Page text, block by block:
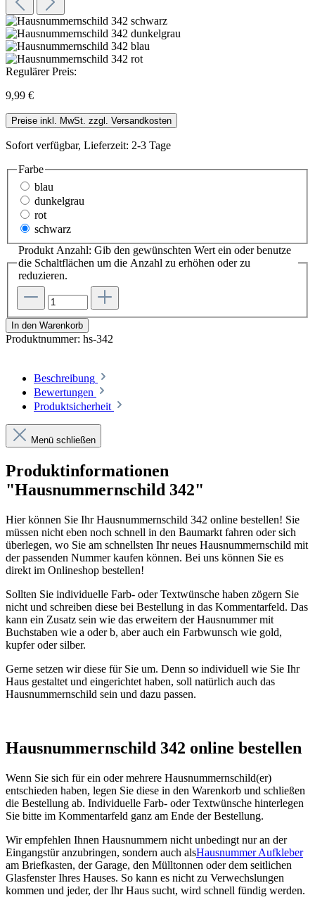
Regulärer Preis:
9,99 €
Preise inkl. MwSt. zzgl. Versandkosten
Sofort verfügbar, Lieferzeit: 2-3 Tage
Farbe
blau
dunkelgrau
rot
schwarz
Produkt Anzahl: Gib den gewünschten Wert ein oder benutze
die Schaltflächen um die Anzahl zu erhöhen oder zu
reduzieren.
In den Warenkorb
Produktnummer: hs-342
Beschreibung
Bewertungen
Produktsicherheit
Menü schließen
Produktinformationen
"Hausnummernschild 342"
Hier können Sie Ihr Hausnummernschild 342 online bestellen! Sie
müssen nicht eben noch schnell in den Baumarkt fahren oder sich
überlegen, wo Sie am schnellsten Ihr neues Hausnummernschild mit
der passenden Nummer kaufen können. Bei uns können Sie es
direkt im Onlineshop bestellen!
Sollten Sie individuelle Farb- oder Textwünsche haben zögern Sie
nicht und schreiben diese bei Bestellung in das Kommentarfeld. Das
kann ein Zusatz sein wie das erweitern der Hausnummer mit
Buchstaben wie a oder b, aber auch ein Farbwunsch wie gold,
kupfer oder silber.
Gerne setzen wir diese für Sie um. Denn so individuell wie Sie Ihr
Haus gestaltet und eingerichtet haben, soll natürlich auch das
Hausnummernschild sein und dazu passen.
Hausnummernschild 342 online bestellen
Wenn Sie sich für ein oder mehrere Hausnummernschild(er)
entschieden haben, legen Sie diese in den Warenkorb und schließen
die Bestellung ab. Individuelle Farb- oder Textwünsche hinterlegen
Sie bitte im Kommentarfeld ganz am Ende der Bestellung.
Wir empfehlen Ihnen Hausnummern nicht unbedingt nur an der
Eingangstür anzubringen, sondern auch alsHausnummer Aufkleber
am Briefkasten, der Garage, den Mülltonnen oder dem seitlichen
Glasfenster Ihres Hauses. So kann es nicht zu Verwechslungen
kommen und jeder, der Ihr Haus sucht, wird schnell fündig werden.